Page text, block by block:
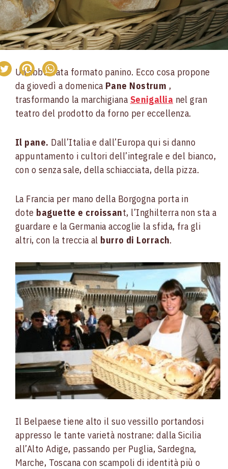
Un’abbuffata formato panino. Ecco cosa propone
da giovedì a domenica Pane Nostrum ,
trasformando la marchigiana Senigallia nel gran
teatro del prodotto da forno per eccellenza.
Il pane. Dall’Italia e dall’Europa qui si danno
appuntamento i cultori dell’integrale e del bianco,
con o senza sale, della schiacciata, della pizza.
La Francia per mano della Borgogna porta in
dote baguette e croissant, l’Inghilterra non sta a
guardare e la Germania accoglie la sfida, fra gli
altri, con la treccia al burro di Lorrach.
Il Belpaese tiene alto il suo vessillo portandosi
appresso le tante varietà nostrane: dalla Sicilia
all’Alto Adige, passando per Puglia, Sardegna,
Marche, Toscana con scampoli di identità più o